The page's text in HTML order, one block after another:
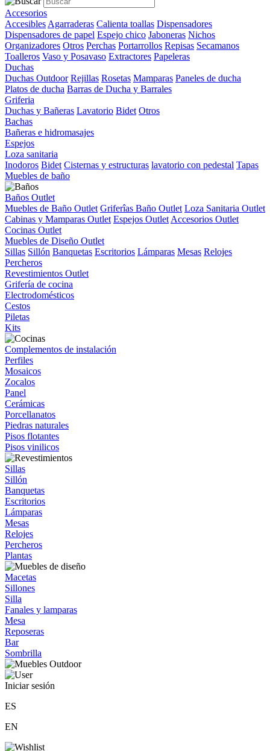
Accesorios
Accesibles Agarraderas Calienta toallas Dispensadores
Dispensadores de papel Espejo chico Jaboneras Nichos
Organizadores Otros Perchas Portarrollos Repisas Secamanos
Toalleros Vaso y Posavaso Extractores Papeleras
Duchas
Duchas Outdoor Rejillas Rosetas Mamparas Paneles de ducha
Platos de ducha Barras de Ducha y Barrales
Griferia
Duchas y Bañeras Lavatorio Bidet Otros
Bachas
Bañeras e hidromasajes
Espejos
Loza sanitaria
Inodoros Bidet Cisternas y estructuras lavatorio con pedestal Tapas
Muebles de baño
Baños Outlet
Muebles de Baño Outlet Griferîas Baño Outlet Loza Sanitaria Outlet
Cabinas y Mamparas Outlet Espejos Outlet Accesorios Outlet
Cocinas Outlet
Muebles de Diseño Outlet
Sillas Sillón Banquetas Escritorios Lámparas Mesas Relojes
Percheros
Revestimientos Outlet
Grifería de cocina
Electrodomésticos
Cestos
Piletas
Kits
Complementos de instalación
Perfiles
Mosaicos
Zocalos
Panel
Cerámicas
Porcellanatos
Piedras naturales
Pisos flotantes
Pisos vinilicos
Sillas
Sillón
Banquetas
Escritorios
Lámparas
Mesas
Relojes
Percheros
Plantas
Macetas
Sillones
Silla
Fanales y lamparas
Mesa
Reposeras
Bar
Sombrilla
Iniciar sesión
ES
EN